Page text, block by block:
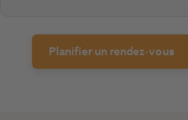
Planifier un rendez-vous